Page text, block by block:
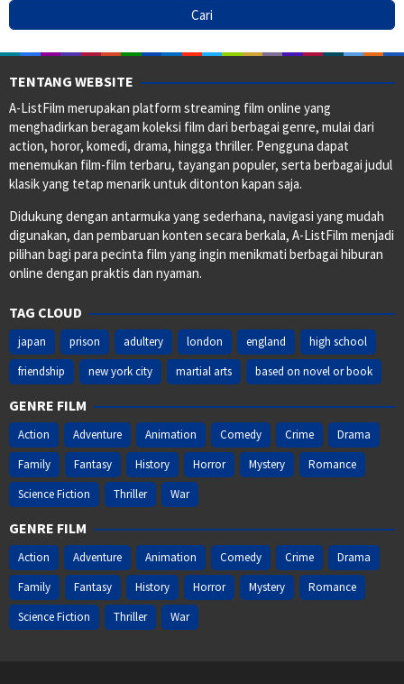
TENTANG WEBSITE
A-ListFilm merupakan platform streaming film online yang
menghadirkan beragam koleksi film dari berbagai genre, mulai dari
action, horor, komedi, drama, hingga thriller. Pengguna dapat
menemukan film-film terbaru, tayangan populer, serta berbagai judul
klasik yang tetap menarik untuk ditonton kapan saja.
Didukung dengan antarmuka yang sederhana, navigasi yang mudah
digunakan, dan pembaruan konten secara berkala, A-ListFilm menjadi
pilihan bagi para pecinta film yang ingin menikmati berbagai hiburan
online dengan praktis dan nyaman.
TAG CLOUD
japan prison adultery london england
high school
friendship
new york city martial arts based on novel or book
GENRE FILM
Action Adventure Animation Comedy Crime
Drama
Family
Fantasy History Horror Mystery
Romance
Science Fiction
Thriller War
GENRE FILM
Action Adventure Animation Comedy Crime
Drama
Family
Fantasy History Horror Mystery
Romance
Science Fiction
Thriller War